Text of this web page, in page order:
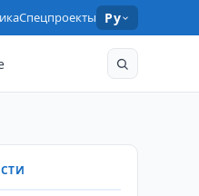
Спецпроекты Ру